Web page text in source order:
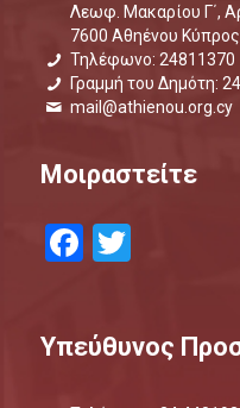
Λεωφ. Μακαρίου Γ΄,
7600 Αθηένου Κύπρος
Τηλέφωνο: 24811370
Γραμμή του Δημότη:
mail@athienou.org.cy
Μοιραστείτε
Facebook
Twitter
Υπεύθυνος